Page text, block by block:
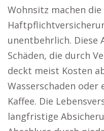
Wohnsitz machen
unentbehrlich. Diese
Schäden, die durch
deckt meist Kosten
Wasserschaden
Kaffee. Die
langfristige